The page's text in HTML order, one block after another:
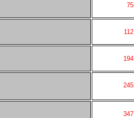
75
112
194
245
347